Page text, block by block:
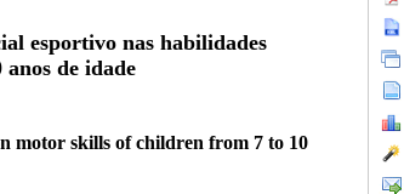
esportivo nas habilidades
de idade
motor skills of children from 7 to 10